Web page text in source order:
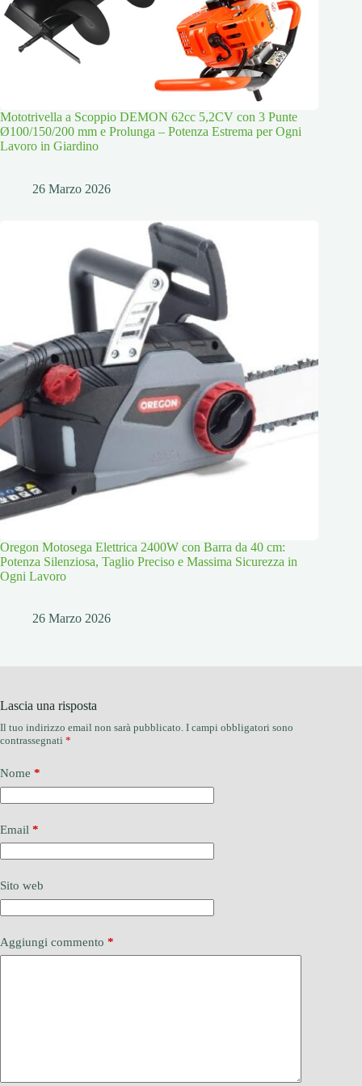
Mototrivella a Scoppio DEMON 62cc 5,2CV con 3 Punte
Ø100/150/200 mm e Prolunga – Potenza Estrema per Ogni
Lavoro in Giardino
26 Marzo 2026
Oregon Motosega Elettrica 2400W con Barra da 40 cm:
Potenza Silenziosa, Taglio Preciso e Massima Sicurezza in
Ogni Lavoro
26 Marzo 2026
Lascia una risposta
Il tuo indirizzo email non sarà pubblicato. I campi obbligatori sono
contrassegnati *
Nome *
Email *
Sito web
Aggiungi commento *